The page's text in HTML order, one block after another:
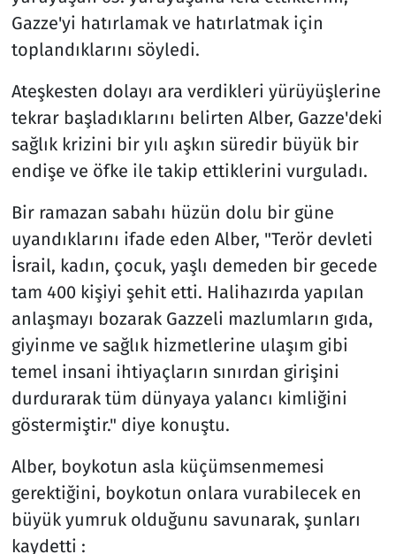
Gazze'yi hatırlamak ve hatırlatmak için
toplandıklarını söyledi.
Ateşkesten dolayı ara verdikleri yürüyüşlerine
tekrar başladıklarını belirten Alber, Gazze'deki
sağlık krizini bir yılı aşkın süredir büyük bir
endişe ve öfke ile takip ettiklerini vurguladı.
Bir ramazan sabahı hüzün dolu bir güne
uyandıklarını ifade eden Alber, "Terör devleti
İsrail, kadın, çocuk, yaşlı demeden bir gecede
tam 400 kişiyi şehit etti. Halihazırda yapılan
anlaşmayı bozarak Gazzeli mazlumların gıda,
giyinme ve sağlık hizmetlerine ulaşım gibi
temel insani ihtiyaçların sınırdan girişini
durdurarak tüm dünyaya yalancı kimliğini
göstermiştir." diye konuştu.
Alber, boykotun asla küçümsenmemesi
gerektiğini, boykotun onlara vurabilecek en
büyük yumruk olduğunu savunarak, şunları
kaydetti :